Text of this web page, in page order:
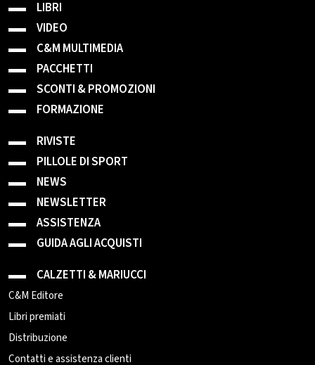
LIBRI
VIDEO
C&M MULTIMEDIA
PACCHETTI
SCONTI & PROMOZIONI
FORMAZIONE
RIVISTE
PILLOLE DI SPORT
NEWS
NEWSLETTER
ASSISTENZA
GUIDA AGLI ACQUISTI
CALZETTI & MARIUCCI
C&M Editore
Libri premiati
Distribuzione
Contatti e assistenza clienti